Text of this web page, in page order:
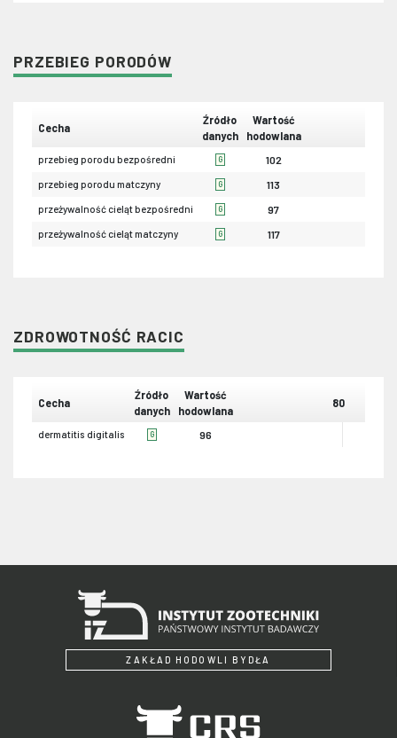
PRZEBIEG PORODÓW
Cecha
Źródło
danych
Wartość
hodowlana
przebieg porodu bezpośredni G 102
przebieg porodu matczyny G 113
przeżywalność cieląt bezpośredni G 97
przeżywalność cieląt matczyny G 117
ZDROWOTNOŚĆ RACIC
Cecha
Źródło
danych
Wartość
hodowlana
80
dermatitis digitalis G 96
ZAKŁAD HODOWLI BYDŁA